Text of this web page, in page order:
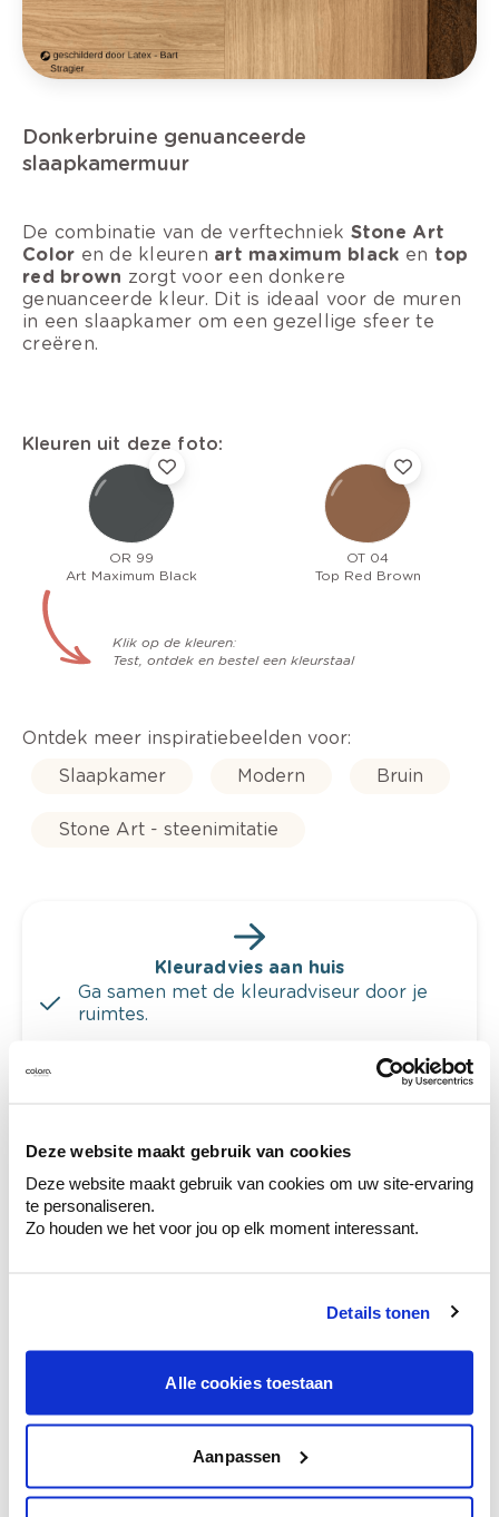
Deze website maakt gebruik van cookies
Deze website maakt gebruik van cookies om uw site-ervaring
te personaliseren.
Zo houden we het voor jou op elk moment interessant.
Details tonen
Alle cookies toestaan
Aanpassen
Donkerbruine genuanceerde
slaapkamermuur
De combinatie van de verftechniek Stone Art
Color en de kleuren art maximum black en top
red brown zorgt voor een donkere
genuanceerde kleur. Dit is ideaal voor de muren
in een slaapkamer om een gezellige sfeer te
creëren.
Kleuren uit deze foto:
OR 99
Art Maximum Black
OT 04
Top Red Brown
Klik op de kleuren:
Test, ontdek en bestel een kleurstaal
Ontdek meer inspiratiebeelden voor:
Slaapkamer
Modern Bruin
Stone Art - steenimitatie
Kleuradvies aan huis
Ga samen met de kleuradviseur door je
ruimtes.
Krijg kleuradvies op basis van de lichtinval
Bekijk er de bijhorende tinten om je kleur
te verfijnen.
Krijg persoonlijk advies om kleuren te